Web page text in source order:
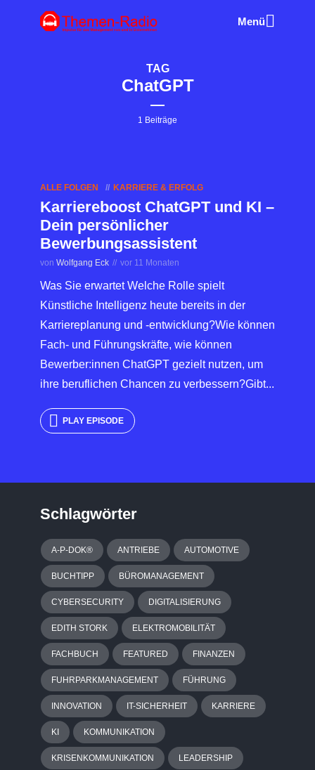
Menü
TAG
ChatGPT
1 Beiträge
ALLE FOLGEN KARRIERE & ERFOLG
Karriereboost ChatGPT und KI –
Dein persönlicher
Bewerbungsassistent
von Wolfgang Eck vor 11 Monaten
Was Sie erwartet Welche Rolle spielt
Künstliche Intelligenz heute bereits in der
Karriereplanung und -entwicklung?Wie können
Fach- und Führungskräfte, wie können
Bewerber:innen ChatGPT gezielt nutzen, um
ihre beruflichen Chancen zu verbessern?Gibt...
PLAY EPISODE
Schlagwörter
A-P-DOK® ANTRIEBE AUTOMOTIVE
BUCHTIPP BÜROMANAGEMENT
CYBERSECURITY DIGITALISIERUNG
EDITH STORK ELEKTROMOBILITÄT
FACHBUCH FEATURED FINANZEN
FUHRPARKMANAGEMENT FÜHRUNG
INNOVATION IT-SICHERHEIT KARRIERE
KI KOMMUNIKATION
KRISENKOMMUNIKATION LEADERSHIP